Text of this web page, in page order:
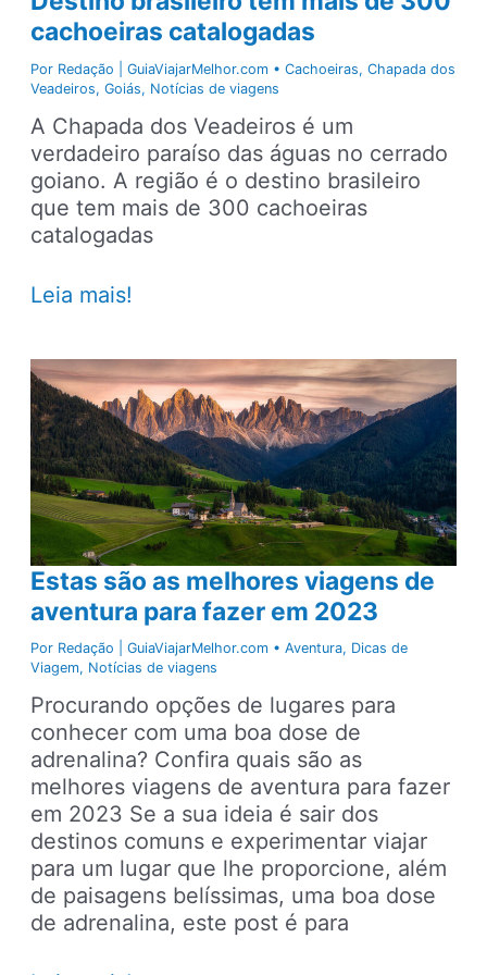
cachoeiras catalogadas
Por Redação | GuiaViajarMelhor.com •Cachoeiras,Chapada dos
Veadeiros,Goiás, Notícias de viagens
A Chapada dos Veadeiros é um
verdadeiro paraíso das águas no cerrado
goiano. A região é o destino brasileiro
que tem mais de 300 cachoeiras
catalogadas
Destino
mais
de
300
cachoeiras
catalogadas
Leia mais!
Estas são as melhores viagens de
aventura para fazer em 2023
Por Redação | GuiaViajarMelhor.com •Aventura, Dicas de
Viagem, Notícias de viagens
Procurando opções de lugares para
conhecer com uma boa dose de
adrenalina? Confira quais são as
melhores viagens de aventura para fazer
em 2023 Se a sua ideia é sair dos
destinos comuns e experimentar viajar
para um lugar que lhe proporcione, além
de paisagens belíssimas, uma boa dose
de adrenalina, este post é para